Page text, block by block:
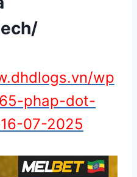
wp
phap-dot-
07-2025